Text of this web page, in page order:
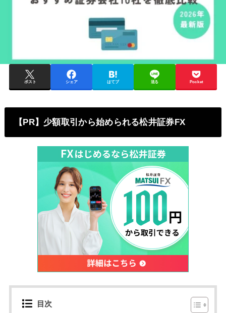
ポスト シェア はてブ 送る Pocket
【PR】少額取引から始められる松井証券FX
目次